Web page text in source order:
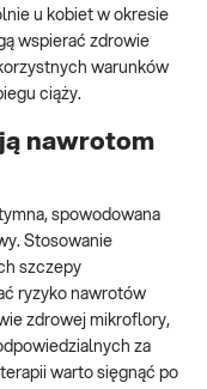
u kobiet w okresie
wspierać zdrowie
warunków
ciąży.
nawrotom
spowodowana
Stosowanie
szczepy
ryzyko nawrotów
zdrowej mikroflory,
za
warto sięgnąć po